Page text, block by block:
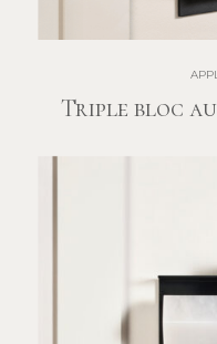
Triple bloc